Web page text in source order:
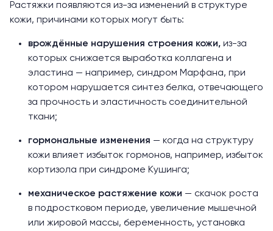
Растяжки появляются из-за изменений в структуре
кожи, причинами которых могут быть:
врождённые нарушения строения кожи, из-за
которых снижается выработка коллагена и
эластина — например, синдром Марфана, при
котором нарушается синтез белка, отвечающего
за прочность и эластичность соединительной
ткани;
гормональные изменения — когда на структуру
кожи влияет избыток гормонов, например, избыток
кортизола при синдроме Кушинга;
механическое растяжение кожи — скачок роста
в подростковом периоде, увеличение мышечной
или жировой массы, беременность, установка